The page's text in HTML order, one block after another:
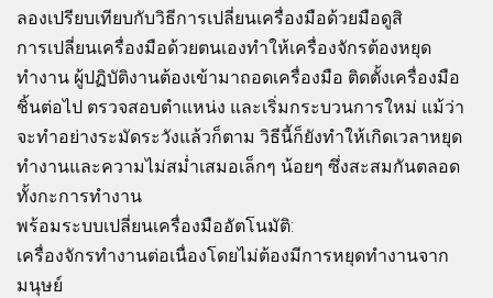
ลองเปรียบเทียบกับวิธีการเปลี่ยนเครื่องมือด้วยมือดูสิ
การเปลี่ยนเครื่องมือด้วยตนเองทำให้เครื่องจักรต้องหยุด
ทำงาน ผู้ปฏิบัติงานต้องเข้ามาถอดเครื่องมือ ติดตั้งเครื่องมือ
ชิ้นต่อไป ตรวจสอบตำแหน่ง และเริ่มกระบวนการใหม่ แม้ว่า
จะทำอย่างระมัดระวังแล้วก็ตาม วิธีนี้ก็ยังทำให้เกิดเวลาหยุด
ทำงานและความไม่สม่ำเสมอเล็กๆ น้อยๆ ซึ่งสะสมกันตลอด
ทั้งกะการทำงาน
พร้อมระบบเปลี่ยนเครื่องมืออัตโนมัติ:
เครื่องจักรทำงานต่อเนื่องโดยไม่ต้องมีการหยุดทำงานจาก
มนุษย์